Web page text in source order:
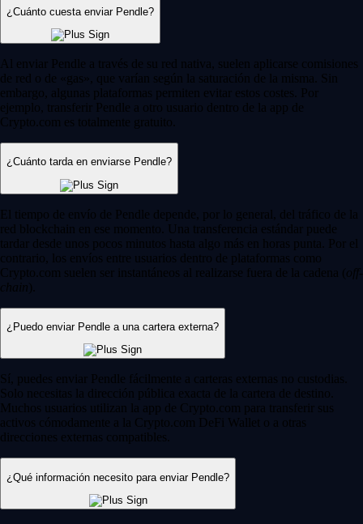
¿Cuánto cuesta enviar Pendle?
Al enviar Pendle a través de su red nativa, suelen aplicarse comisiones
de red o de «gas», que varían según la saturación de la misma. Sin
embargo, algunas plataformas permiten evitar estos costes. Por
ejemplo, transferir Pendle a otro usuario dentro de la app de
Crypto.com es totalmente gratuito.
¿Cuánto tarda en enviarse Pendle?
El tiempo de envío de Pendle depende, por lo general, del tráfico de la
red blockchain en ese momento. Una transferencia estándar puede
tardar desde unos pocos minutos hasta algo más en horas punta. Por el
contrario, los envíos entre usuarios dentro de plataformas como
Crypto.com suelen ser instantáneos al realizarse fuera de la cadena (off-
chain ).
¿Puedo enviar Pendle a una cartera externa?
Sí, puedes enviar Pendle fácilmente a carteras externas no custodias.
Solo necesitas la dirección pública exacta de la cartera de destino.
Muchos usuarios utilizan la app de Crypto.com para transferir sus
activos cómodamente a la Crypto.com DeFi Wallet o a otras
direcciones externas compatibles.
¿Qué información necesito para enviar Pendle?